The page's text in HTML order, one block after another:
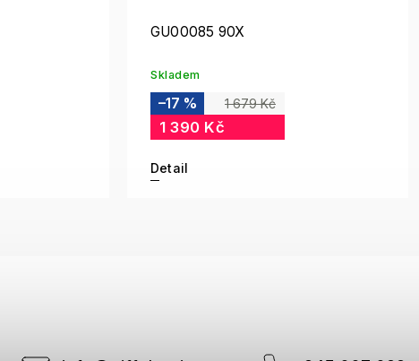
GU00085 90X
Skladem
1 679 Kč
–17 %
1 390 Kč
Detail